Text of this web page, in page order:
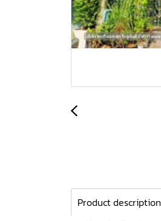
Product description